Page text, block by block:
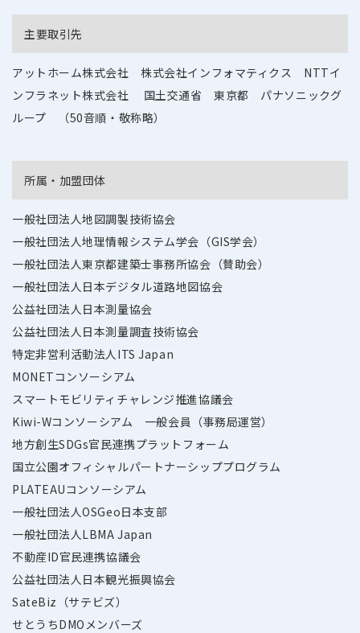
主要取引先
アットホーム株式会社株式会社インフォマティクス NTTイ
ンフラネット株式会社
国土交通省東京都 パナソニックグ
ループ
（50音順・敬称略）
所属・加盟団体
一般社団法人地図調製技術協会
一般社団法人地理情報システム学会（GIS学会）
一般社団法人東京都建築士事務所協会（賛助会）
一般社団法人日本デジタル道路地図協会
公益社団法人日本測量協会
公益社団法人日本測量調査技術協会
特定非営利活動法人ITS Japan
MONETコンソーシアム
スマートモビリティチャレンジ推進協議会
Kiwi-Wコンソーシアム 一般会員（事務局運営）
地方創生SDGs官民連携プラットフォーム
国立公園オフィシャルパートナーシッププログラム
PLATEAUコンソーシアム
一般社団法人OSGeo日本支部
一般社団法人LBMA Japan
不動産ID官民連携協議会
公益社団法人日本観光振興協会
SateBiz（サテビズ）
せとうちDMOメンバーズ